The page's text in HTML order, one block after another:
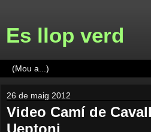
Es llop verd
26 de maig 2012
Video Camí de
Ueptoni